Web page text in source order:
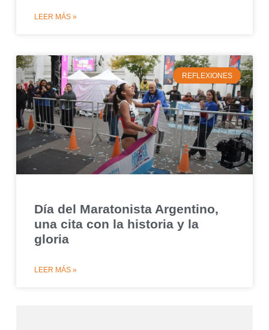
LEER MÁS »
REFLEXIONES
Día del Maratonista Argentino,
una cita con la historia y la
gloria
LEER MÁS »